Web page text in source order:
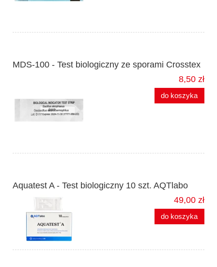
MDS-100 - Test biologiczny ze sporami Crosstex
8,50 zł
do koszyka
Aquatest A - Test biologiczny 10 szt. AQTlabo
49,00 zł
do koszyka